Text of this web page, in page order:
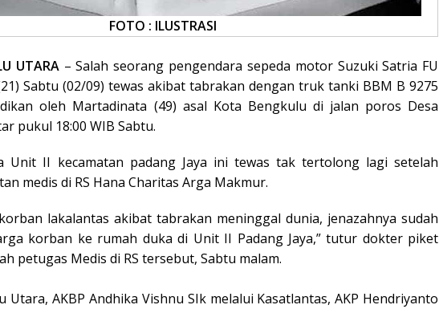
FOTO : ILUSTRASI
UTARA– Salah seorang pengendara sepeda motor Suzuki Satria FU
Sabtu (02/09) tewas akibat tabrakan dengan truk tanki BBM B 9275
oleh Martadinata (49) asal Kota Bengkulu di jalan poros Desa
pukul 18:00 WIB Sabtu.
Unit II kecamatan padang Jaya ini tewas tak tertolong lagi setelah
medis di RS Hana Charitas Arga Makmur.
lakalantas akibat tabrakan meninggal dunia, jenazahnya sudah
korban ke rumah duka di Unit II Padang Jaya,” tutur dokter piket
petugas Medis di RS tersebut, Sabtu malam.
Utara, AKBP Andhika Vishnu SIk melalui Kasatlantas, AKP Hendriyanto